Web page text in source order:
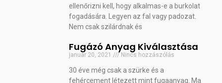
ellenőrizni kell, hogy alkalmas-e a burkolat
fogadására. Legyen az fal vagy padozat.
Nem csak szilárdnak és
Fugázó Anyag Kiválasztása
január 20, 2021 Nincs hozzászólás
30 éve még csak a szürke és a
fehércement létezett mint fugaanyag. Ma